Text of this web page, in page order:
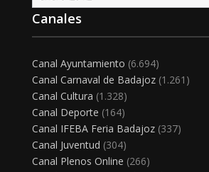
Canales
Canal Ayuntamiento (6.694)
Canal Carnaval de Badajoz(1.261)
Canal Cultura (1.328)
Canal Deporte (164)
Canal IFEBA Feria Badajoz(337)
Canal Juventud (304)
Canal Plenos Online (266)